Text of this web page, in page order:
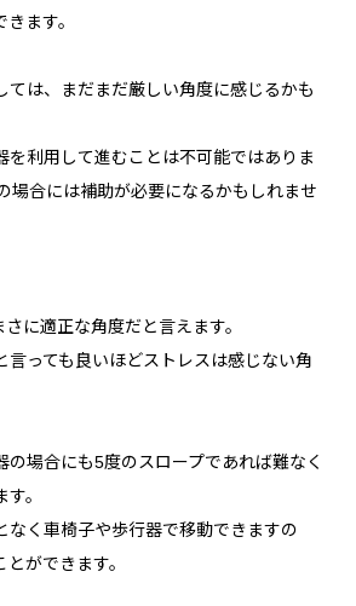
ます。
ては、まだまだ厳しい角度に感じるかも
を利用して進むことは不可能ではありま
場合には補助が必要になるかもしれませ
に適正な角度だと言えます。
言っても良いほどストレスは感じない角
の場合にも5度のスロープであれば難なく
。
なく車椅子や歩行器で移動できますの
ができます。